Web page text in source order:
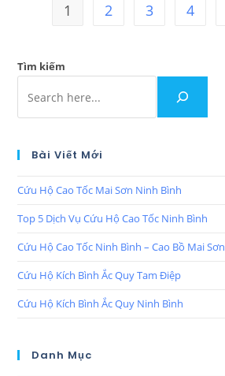
1 2 3 4
Tìm kiếm
Bài Viết Mới
Cứu Hộ Cao Tốc Mai Sơn Ninh Bình
Top 5 Dịch Vụ Cứu Hộ Cao Tốc Ninh Bình
Cứu Hộ Cao Tốc Ninh Bình – Cao Bồ Mai Sơn
Cứu Hộ Kích Bình Ắc Quy Tam Điệp
Cứu Hộ Kích Bình Ắc Quy Ninh Bình
Danh Mục